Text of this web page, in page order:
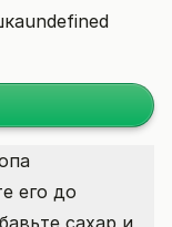
его до
сахар и